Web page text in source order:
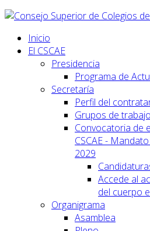
Inicio
El CSCAE
Presidencia
Programa de
Secretaría
Perfil del
Grupos de trabajo
Convocatoria de
CSCAE -
2029
Accede al
del cuerpo
Organigrama
Asamblea